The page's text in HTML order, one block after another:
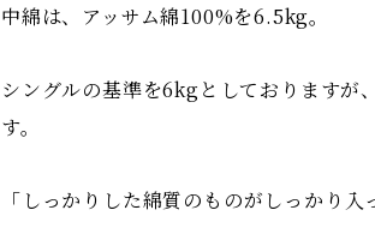
中綿は、アッサム綿100%を6.5kg。
シングルの基準を6kgとしております
す。
「しっかりした綿質のものがしっかり入